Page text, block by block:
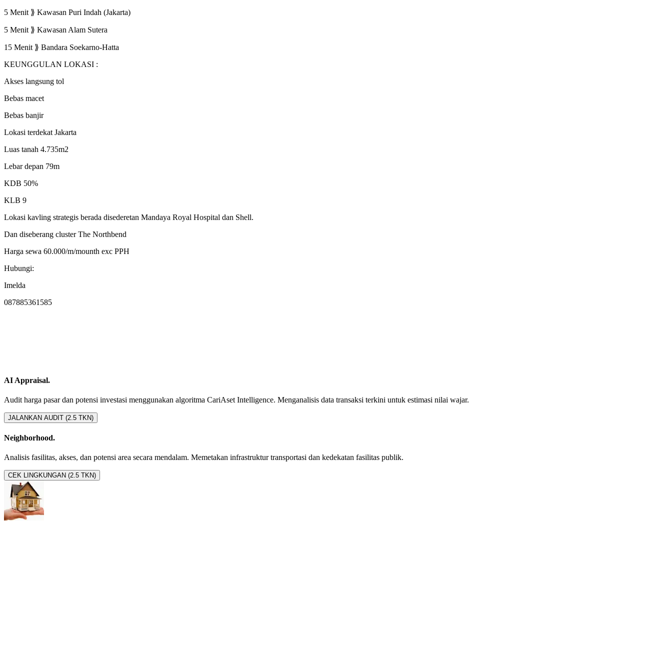
5 Menit ⟫ Kawasan Puri Indah (Jakarta)
5 Menit ⟫ Kawasan Alam Sutera
15 Menit ⟫ Bandara Soekarno-Hatta
KEUNGGULAN LOKASI :
Akses langsung tol
Bebas macet
Bebas banjir
Lokasi terdekat Jakarta
Luas tanah 4.735m2
Lebar depan 79m
KDB 50%
KLB 9
Lokasi kavling strategis berada disederetan Mandaya Royal Hospital dan Shell.
Dan diseberang cluster The Northbend
Harga sewa 60.000/m/mounth exc PPH
Hubungi:
Imelda
087885361585
AI Appraisal.
Audit harga pasar dan potensi investasi menggunakan algoritma CariAset Intelligence. Menganalisis data transaksi terkini untuk estimasi nilai wajar.
JALANKAN AUDIT (2.5 TKN)
Neighborhood.
Analisis fasilitas, akses, dan potensi area secara mendalam. Memetakan infrastruktur transportasi dan kedekatan fasilitas publik.
CEK LINGKUNGAN (2.5 TKN)